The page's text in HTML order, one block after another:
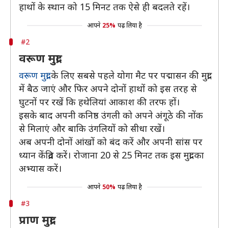
हाथों के स्थान को 15 मिनट तक ऐसे ही बदलते रहें।
आपने 25% पढ़ लिया है
#2
वरूण मुद्रा
वरूण मुद्राके लिए सबसे पहले योगा मैट पर पद्मासन की मुद्रा
में बैठ जाएं और फिर अपने दोनों हाथों को इस तरह से
घुटनों पर रखें कि हथेलियां आकाश की तरफ हों।
इसके बाद अपनी कनिष्ठ उंगली को अपने अंगूठे की नोंक
से मिलाएं और बाकि उंगलियों को सीधा रखें।
अब अपनी दोनों आंखों को बंद करें और अपनी सांस पर
ध्यान केंद्रित करें। रोजाना 20 से 25 मिनट तक इस मुद्रा का
अभ्यास करें।
आपने 50% पढ़ लिया है
#3
प्राण मुद्रा